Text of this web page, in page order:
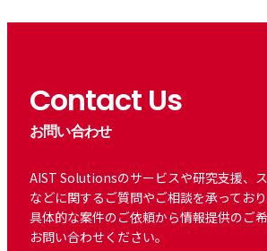
Contact Us
お問い合わせ
AIST Solutionsのサービスや研究支援、
などに関するご質問やご相談を承っており
具体的な案件のご依頼から情報提供のご
お問い合わせください。